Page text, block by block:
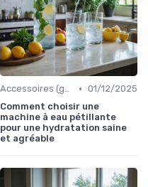
Accessoires (gourdes, filtres, etc.) • 01/12/2025
Comment choisir une
machine à eau pétillante
pour une hydratation saine
et agréable